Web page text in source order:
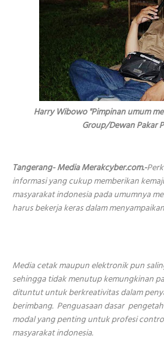
Harry Wibowo "Pimpinan umum
Group/Dewan Pakar
Tangerang- Media Merakcyber.com.-
informasiyang cukup memberikan
masyarakat indonesia pada umumnya
harus bekerja keras dalam
Media cetak maupun elektronik pun
sehingga tidak menutup kemungkinan
dituntut untuk berkreativitas dalam
berimbang. Penguasaan dasar
modal yang penting untuk profesi
masyarakat indonesia.